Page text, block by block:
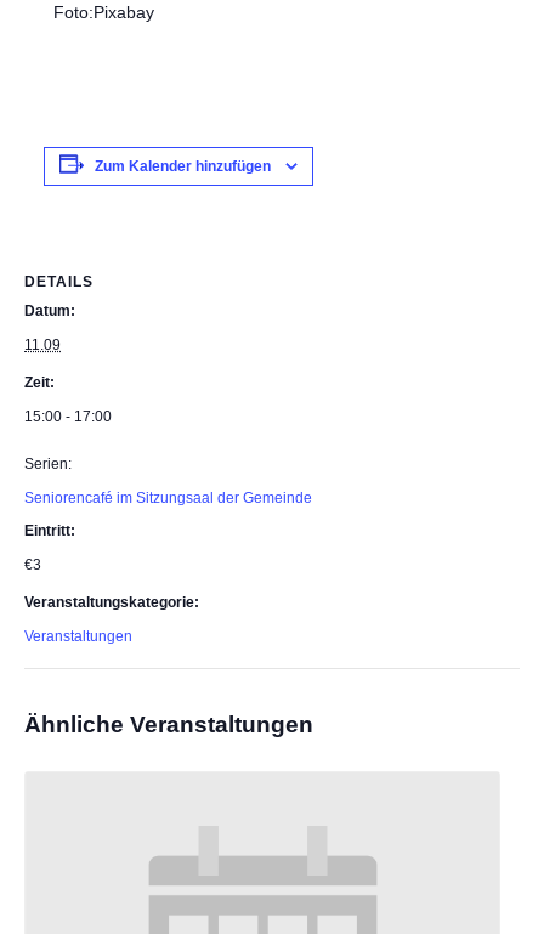
Foto:Pixabay
Zum Kalender hinzufügen
DETAILS
Datum:
11.09
Zeit:
15:00 - 17:00
Serien:
Seniorencafé im Sitzungsaal der Gemeinde
Eintritt:
€3
Veranstaltungskategorie:
Veranstaltungen
Ähnliche Veranstaltungen